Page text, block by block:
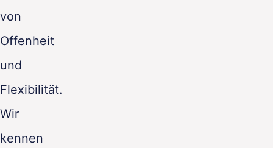
von
Offenheit
und
Flexibilität.
Wir
kennen